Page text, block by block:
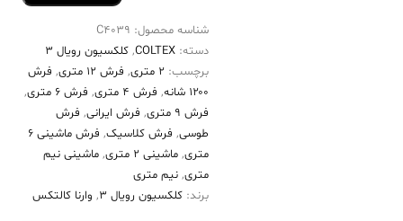
۱۲۰۰
طرح
سیوا
طوسی
سیر
عدد
شناسه محصول: C4039
دسته: COLTEX
, کلکسیون رویال 3
برچسب: 2 متری , فرش 12 متری , فرش
۱۲۰۰ شانه
, فرش 4 متری , فرش 6 متری
,
فرش 9 متری
, فرش ایرانی, فرش
طوسی, فرش کلاسیک,
فرش ماشینی 6
متری, ماشینی 2 متری , ماشینی نیم
متری, نیم متری
برند: کلکسیون رویال 3 , وارنا کالتکس